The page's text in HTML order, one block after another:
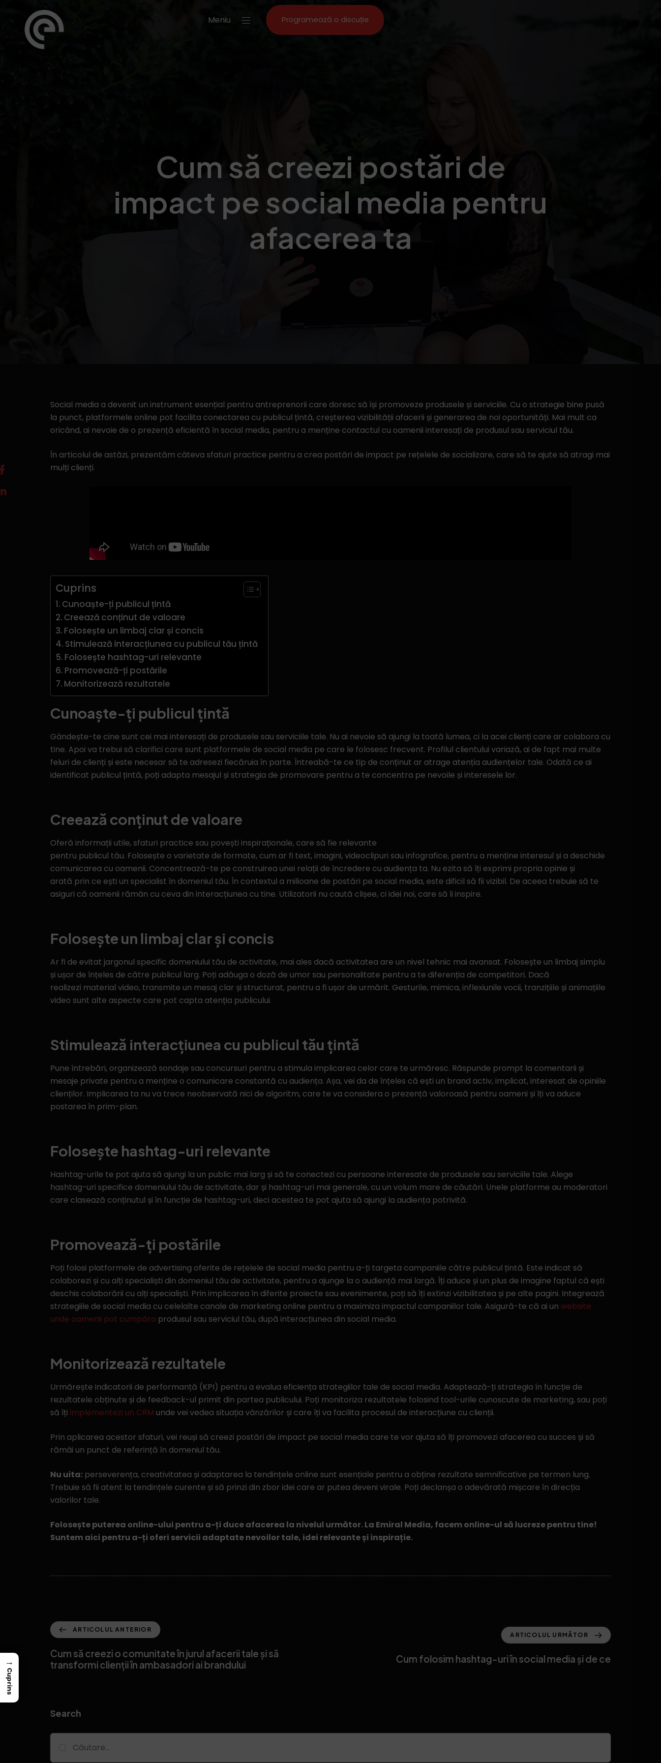
Meniu Programează o discuție
Cum să creezi postări de
impact pe social media pentru
afacerea ta
Social media a devenit un instrument esențial pentru antreprenorii care doresc să își promoveze produsele și serviciile. Cu o strategie bine pusă
la punct, platformele online pot facilita conectarea cu publicul țintă, creșterea vizibilității afacerii și generarea de noi oportunități. Mai mult ca
oricând, ai nevoie de o prezență eficientă în social media, pentru a menține contactul cu oamenii interesați de produsul sau serviciul tău.
În articolul de astăzi, prezentăm câteva sfaturi practice pentru a crea postări de impact pe rețelele de socializare, care să te ajute să atragi mai
mulți clienți.
Cuprins
Cunoaște-ți publicul țintă
Creează conținut de valoare
Folosește un limbaj clar și concis
Stimulează interacțiunea cu publicul tău țintă
Folosește hashtag-uri relevante
Promovează-ți postările
Monitorizează rezultatele
Cunoaște-ți publicul țintă
Gândește-te cine sunt cei mai interesați de produsele sau serviciile tale. Nu ai nevoie să ajungi la toată lumea, ci la acei clienți care ar colabora cu
tine. Apoi va trebui să clarifici care sunt platformele de social media pe care le folosesc frecvent. Profilul clientului variază, ai de fapt mai multe
feluri de clienți și este necesar să te adresezi fiecăruia în parte. Întreabă-te ce tip de conținut ar atrage atenția audiențelor tale. Odată ce ai
identificat publicul țintă, poți adapta mesajul și strategia de promovare pentru a te concentra pe nevoile și interesele lor.
Creează conținut de valoare
Oferă informații utile, sfaturi practice sau povești inspiraționale, care să fie relevante
pentru publicul tău. Folosește o varietate de formate, cum ar fi text, imagini, videoclipuri sau infografice, pentru a menține interesul și a deschide
comunicarea cu oamenii. Concentrează-te pe construirea unei relații de încredere cu audiența ta. Nu ezita să îți exprimi propria opinie și
arată prin ce ești un specialist în domeniul tău. În contextul a milioane de postări pe social media, este dificil să fii vizibil. De aceea trebuie să te
asiguri că oamenii rămân cu ceva din interacțiunea cu tine. Utilizatorii nu caută clișee, ci idei noi, care să îi inspire.
Folosește un limbaj clar și concis
Ar fi de evitat jargonul specific domeniului tău de activitate, mai ales dacă activitatea are un nivel tehnic mai avansat. Folosește un limbaj simplu
și ușor de înțeles de către publicul larg. Poți adăuga o doză de umor sau personalitate pentru a te diferenția de competitori. Dacă
realizezi material video, transmite un mesaj clar și structurat, pentru a fi ușor de urmărit. Gesturile, mimica, inflexiunile vocii, tranzițiile și animațiile
video sunt alte aspecte care pot capta atenția publicului.
Stimulează interacțiunea cu publicul tău țintă
Pune întrebări, organizează sondaje sau concursuri pentru a stimula implicarea celor care te urmăresc. Răspunde prompt la comentarii și
mesaje private pentru a menține o comunicare constantă cu audiența. Așa, vei da de înțeles că ești un brand activ, implicat, interesat de opiniile
clienților. Implicarea ta nu va trece neobservată nici de algoritm, care te va considera o prezență valoroasă pentru oameni și îți va aduce
postarea în prim-plan.
Folosește hashtag-uri relevante
Hashtag-urile te pot ajuta să ajungi la un public mai larg și să te conectezi cu persoane interesate de produsele sau serviciile tale. Alege
hashtag-uri specifice domeniului tău de activitate, dar și hashtag-uri mai generale, cu un volum mare de căutări. Unele platforme au moderatori
care clasează conținutul și în funcție de hashtag-uri, deci acestea te pot ajuta să ajungi la audiența potrivită.
Promovează-ți postările
Poți folosi platformele de advertising oferite de rețelele de social media pentru a-ți targeta campaniile către publicul țintă. Este indicat să
colaborezi și cu alți specialiști din domeniul tău de activitate, pentru a ajunge la o audiență mai largă. Îți aduce și un plus de imagine faptul că ești
deschis colaborării cu alți specialiști. Prin implicarea în diferite proiecte sau evenimente, poți să îți extinzi vizibilitatea și pe alte pagini. Integrează
strategiile de social media cu celelalte canale de marketing online pentru a maximiza impactul campaniilor tale. Asigură-te că ai un website
unde oamenii pot cumpăra produsul sau serviciul tău, după interacțiunea din social media.
Monitorizează rezultatele
Urmărește indicatorii de performanță (KPI) pentru a evalua eficiența strategiilor tale de social media. Adaptează-ți strategia în funcție de
rezultatele obținute și de feedback-ul primit din partea publicului. Poți monitoriza rezultatele folosind tool-urile cunoscute de marketing, sau poți
să îți implementezi un CRM unde vei vedea situația vânzărilor și care îți va facilita procesul de interacțiune cu clienții.
Prin aplicarea acestor sfaturi, vei reuși să creezi postări de impact pe social media care te vor ajuta să îți promovezi afacerea cu succes și să
rămâi un punct de referință în domeniul tău.
Nu uita: perseverența, creativitatea și adaptarea la tendințele online sunt esențiale pentru a obține rezultate semnificative pe termen lung.
Trebuie să fii atent la tendințele curente și să prinzi din zbor idei care ar putea deveni virale. Poți declanșa o adevărată mișcare în direcția
valorilor tale.
Folosește puterea online-ului pentru a-ți duce afacerea la nivelul următor. La Emiral Media, facem online-ul să lucreze pentru tine!
Suntem aici pentru a-ți oferi servicii adaptate nevoilor tale, idei relevante și inspirație.
ARTICOLUL ANTERIOR
Cum să creezi o comunitate în jurul afacerii tale și să
transformi clienții în ambasadori ai brandului
ARTICOLUL URMĂTOR
Cum folosim hashtag-uri în social media și de ce
Search
→
Cuprins